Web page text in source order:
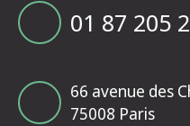
01 87 205
66 avenue des
75008 Paris